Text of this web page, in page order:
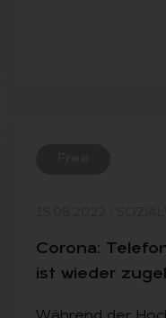
Co­ro­na:
ist wie­der